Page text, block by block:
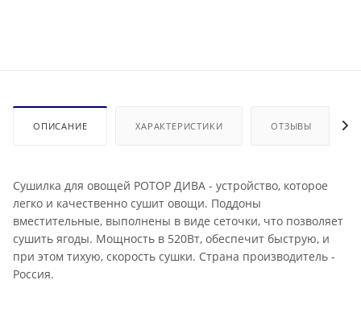
ОПИСАНИЕ ХАРАКТЕРИСТИКИ ОТЗЫВЫ
Сушилка для овощей РОТОР ДИВА - устройство, которое
легко и качественно сушит овощи. Поддоны
вместительные, выполнены в виде сеточки, что позволяет
сушить ягоды. Мощность в 520Вт, обеспечит быструю, и
при этом тихую, скорость сушки. Страна производитель -
Россия.